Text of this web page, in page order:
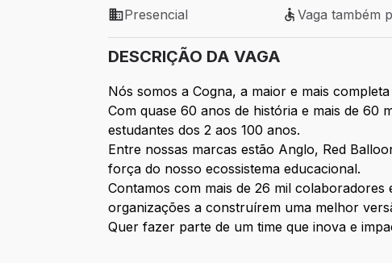
Modelo de trabalho: Presencial
Presencial
Vaga também
Vaga também
DESCRIÇÃO DA VAGA
Nós somos a Cogna, a maior e mais
Com quase 60 anos de história e mais de 60
estudantes dos 2 aos 100 anos.
Entre nossas marcas estão Anglo, Red
força do nosso ecossistema educacional.
Contamos com mais de 26 mil
organizações a construírem uma melhor
Quer fazer parte de um time que inova e